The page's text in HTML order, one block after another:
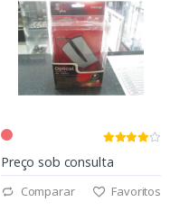
Preço sob consulta
Comparar Favoritos